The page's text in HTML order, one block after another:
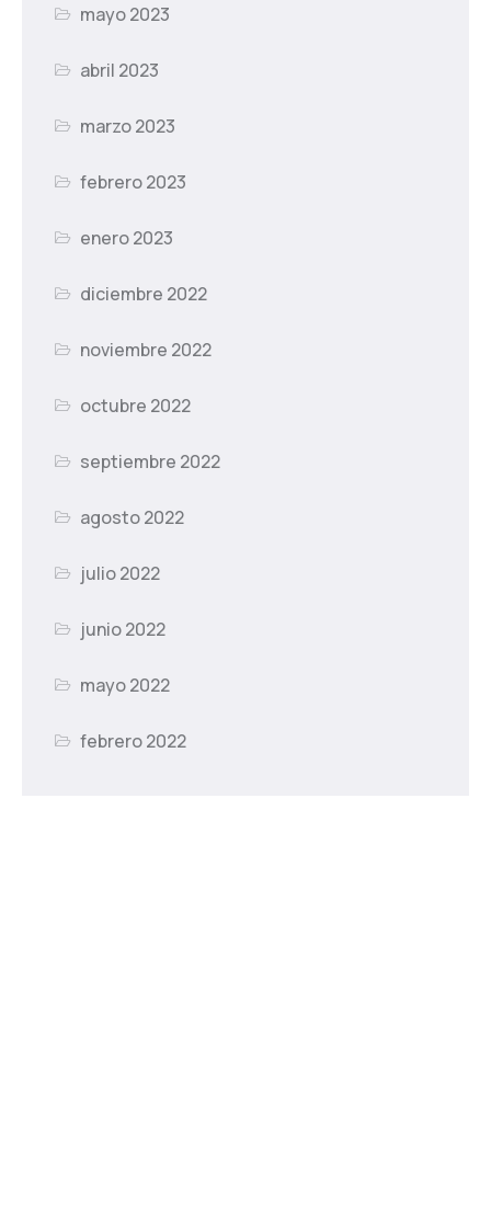
mayo 2023
abril 2023
marzo 2023
febrero 2023
enero 2023
diciembre 2022
noviembre 2022
octubre 2022
septiembre 2022
agosto 2022
julio 2022
junio 2022
mayo 2022
febrero 2022